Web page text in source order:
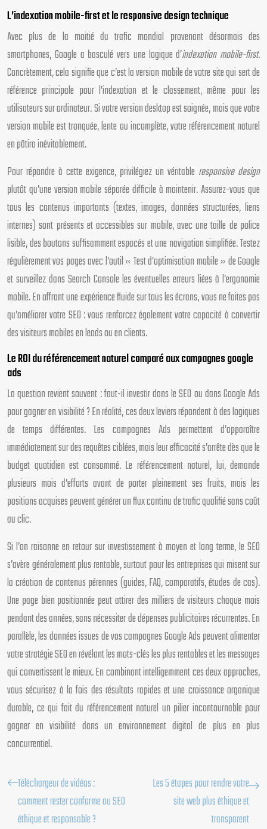
L’indexation mobile-first et le responsive design technique
Avec plus de la moitié du trafic mondial provenant désormais des
smartphones, Google a basculé vers une logique d’indexation mobile-first.
Concrètement, cela signifie que c’est la version mobile de votre site qui sert de
référence principale pour l’indexation et le classement, même pour les
utilisateurs sur ordinateur. Si votre version desktop est soignée, mais que votre
version mobile est tronquée, lente ou incomplète, votre référencement naturel
en pâtira inévitablement.
Pour répondre à cette exigence, privilégiez un véritable responsive design
plutôt qu’une version mobile séparée difficile à maintenir. Assurez-vous que
tous les contenus importants (textes, images, données structurées, liens
internes) sont présents et accessibles sur mobile, avec une taille de police
lisible, des boutons suffisamment espacés et une navigation simplifiée. Testez
régulièrement vos pages avec l’outil « Test d’optimisation mobile » de Google
et surveillez dans Search Console les éventuelles erreurs liées à l’ergonomie
mobile. En offrant une expérience fluide sur tous les écrans, vous ne faites pas
qu’améliorer votre SEO : vous renforcez également votre capacité à convertir
des visiteurs mobiles en leads ou en clients.
Le ROI du référencement naturel comparé aux campagnes google
ads
La question revient souvent : faut-il investir dans le SEO ou dans Google Ads
pour gagner en visibilité ? En réalité, ces deux leviers répondent à des logiques
de temps différentes. Les campagnes Ads permettent d’apparaître
immédiatement sur des requêtes ciblées, mais leur efficacité s’arrête dès que le
budget quotidien est consommé. Le référencement naturel, lui, demande
plusieurs mois d’efforts avant de porter pleinement ses fruits, mais les
positions acquises peuvent générer un flux continu de trafic qualifié sans coût
au clic.
Si l’on raisonne en retour sur investissement à moyen et long terme, le SEO
s’avère généralement plus rentable, surtout pour les entreprises qui misent sur
la création de contenus pérennes (guides, FAQ, comparatifs, études de cas).
Une page bien positionnée peut attirer des milliers de visiteurs chaque mois
pendant des années, sans nécessiter de dépenses publicitaires récurrentes. En
parallèle, les données issues de vos campagnes Google Ads peuvent alimenter
votre stratégie SEO en révélant les mots-clés les plus rentables et les messages
qui convertissent le mieux. En combinant intelligemment ces deux approches,
vous sécurisez à la fois des résultats rapides et une croissance organique
durable, ce qui fait du référencement naturel un pilier incontournable pour
gagner en visibilité dans un environnement digital de plus en plus
concurrentiel.
Téléchargeur de vidéos :
comment rester conforme au SEO
éthique et responsable ?
Les 5 étapes pour rendre votre
site web plus éthique et
transparent